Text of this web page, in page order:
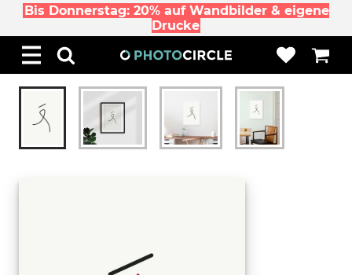
Bis Donnerstag: 20% auf Wandbilder & eigene
Drucke